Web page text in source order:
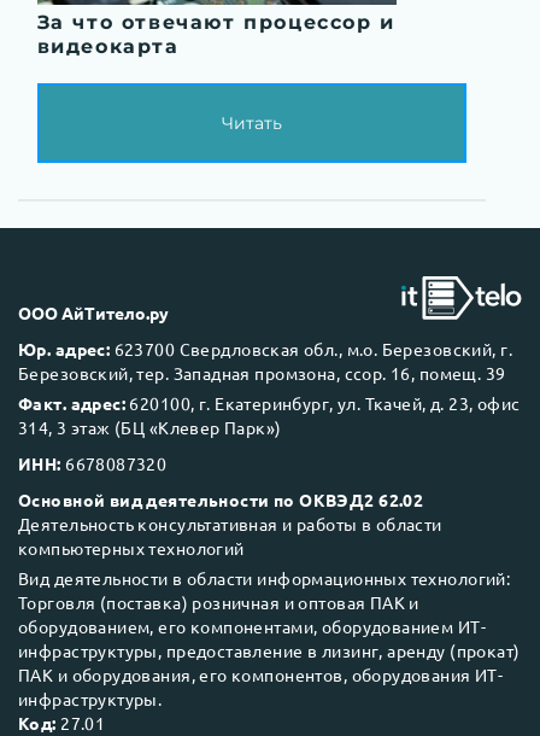
За что отвечают процессор и
видеокарта
Читать
ООО АйТитело.ру
Юр. адрес: 623700 Свердловская обл., м.о. Березовский, г.
Березовский, тер. Западная промзона, ссор. 16, помещ. 39
Факт. адрес: 620100, г. Екатеринбург, ул. Ткачей, д. 23, офис
314, 3 этаж (БЦ «Клевер Парк»)
ИНН: 6678087320
Основной вид деятельности по ОКВЭД2 62.02
Деятельность консультативная и работы в области
компьютерных технологий
Вид деятельности в области информационных технологий:
Торговля (поставка) розничная и оптовая ПАК и
оборудованием, его компонентами, оборудованием ИТ-
инфраструктуры, предоставление в лизинг, аренду (прокат)
ПАК и оборудования, его компонентов, оборудования ИТ-
инфраструктуры.
Код: 27.01